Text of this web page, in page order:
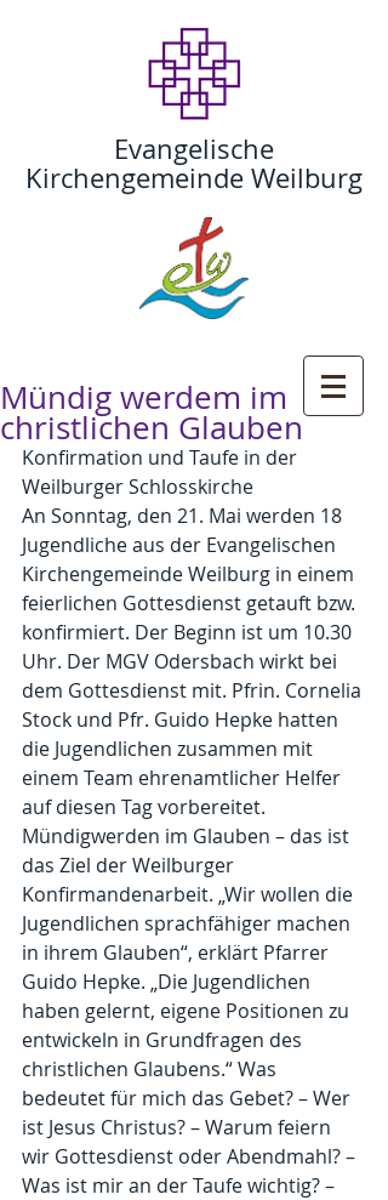
Evangelische
Kirchengemeinde Weilburg
Mündig werdem im
christlichen Glauben
Konfirmation und Taufe in der
Weilburger Schlosskirche
An Sonntag, den 21. Mai werden 18
Jugendliche aus der Evangelischen
Kirchengemeinde Weilburg in einem
feierlichen Gottesdienst getauft bzw.
konfirmiert. Der Beginn ist um 10.30
Uhr. Der MGV Odersbach wirkt bei
dem Gottesdienst mit. Pfrin. Cornelia
Stock und Pfr. Guido Hepke hatten
die Jugendlichen zusammen mit
einem Team ehrenamtlicher Helfer
auf diesen Tag vorbereitet.
Mündigwerden im Glauben – das ist
das Ziel der Weilburger
Konfirmandenarbeit. „Wir wollen die
Jugendlichen sprachfähiger machen
in ihrem Glauben“, erklärt Pfarrer
Guido Hepke. „Die Jugendlichen
haben gelernt, eigene Positionen zu
entwickeln in Grundfragen des
christlichen Glaubens.“ Was
bedeutet für mich das Gebet? – Wer
ist Jesus Christus? – Warum feiern
wir Gottesdienst oder Abendmahl? –
Was ist mir an der Taufe wichtig? –